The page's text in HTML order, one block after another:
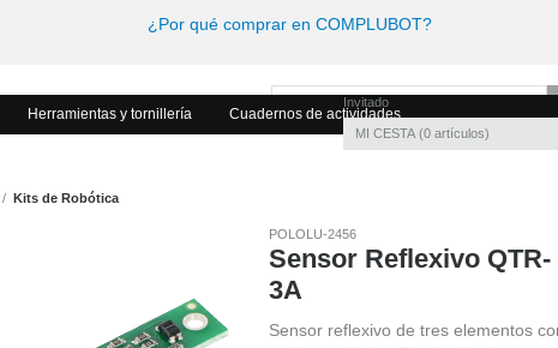
¿Por qué comprar en COMPLUBOT?
Invitado
MI CESTA 0 artículos
Herramientas y tornillería Cuadernos de actividades
Kits de Robótica
POLOLU-2456
Sensor Reflexivo QTR-
3A
Sensor reflexivo de tres elementos